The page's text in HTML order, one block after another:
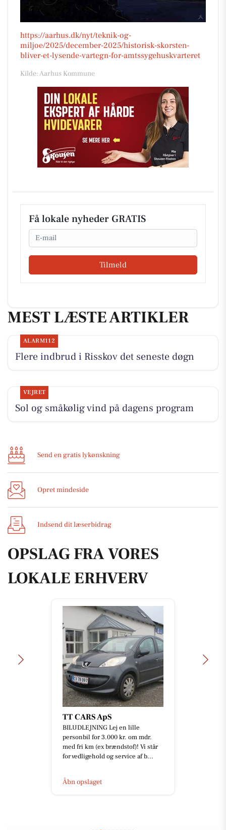
https://aarhus.dk/nyt/teknik-og-
miljoe/2025/december-2025/historisk-skorsten-
bliver-et-lysende-vartegn-for-amtssygehuskvarteret
Kilde: Aarhus Kommune
Få lokale nyheder GRATIS
Email
Tilmeld
MEST LÆSTE ARTIKLER
ALARM112
Flere indbrud i Risskov det seneste døgn
VEJRET
Sol og småkølig vind på dagens program
Send en gratis lykønskning
Opret mindeside
Indsend dit læserbidrag
OPSLAG FRA VORES
LOKALE ERHVERV
TT CARS ApS
BILUDLEJNING Lej en lille
personbil for 3.000 kr. om mdr.
med fri km (ex brændstof)! Vi står
for vedligehold og service af b...
Åbn opslaget